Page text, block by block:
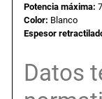
Potencia máxima:
Color: Blanco
Espesor
Datos